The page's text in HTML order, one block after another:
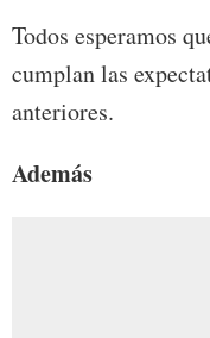
Todos esperamos
cumplan las
anteriores.
Además